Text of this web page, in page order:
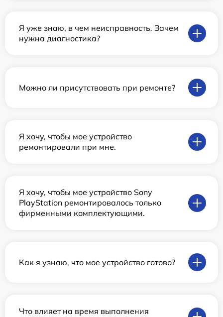
Я уже знаю, в чем неисправность. Зачем
нужна диагностика?
Можно ли присутствовать при ремонте?
Я хочу, чтобы мое устройство
ремонтировали при мне.
Я хочу, чтобы мое устройство Sony
PlayStation ремонтировалось только
фирменными комплектующими.
Как я узнаю, что мое устройство готово?
Что влияет на время выполнения